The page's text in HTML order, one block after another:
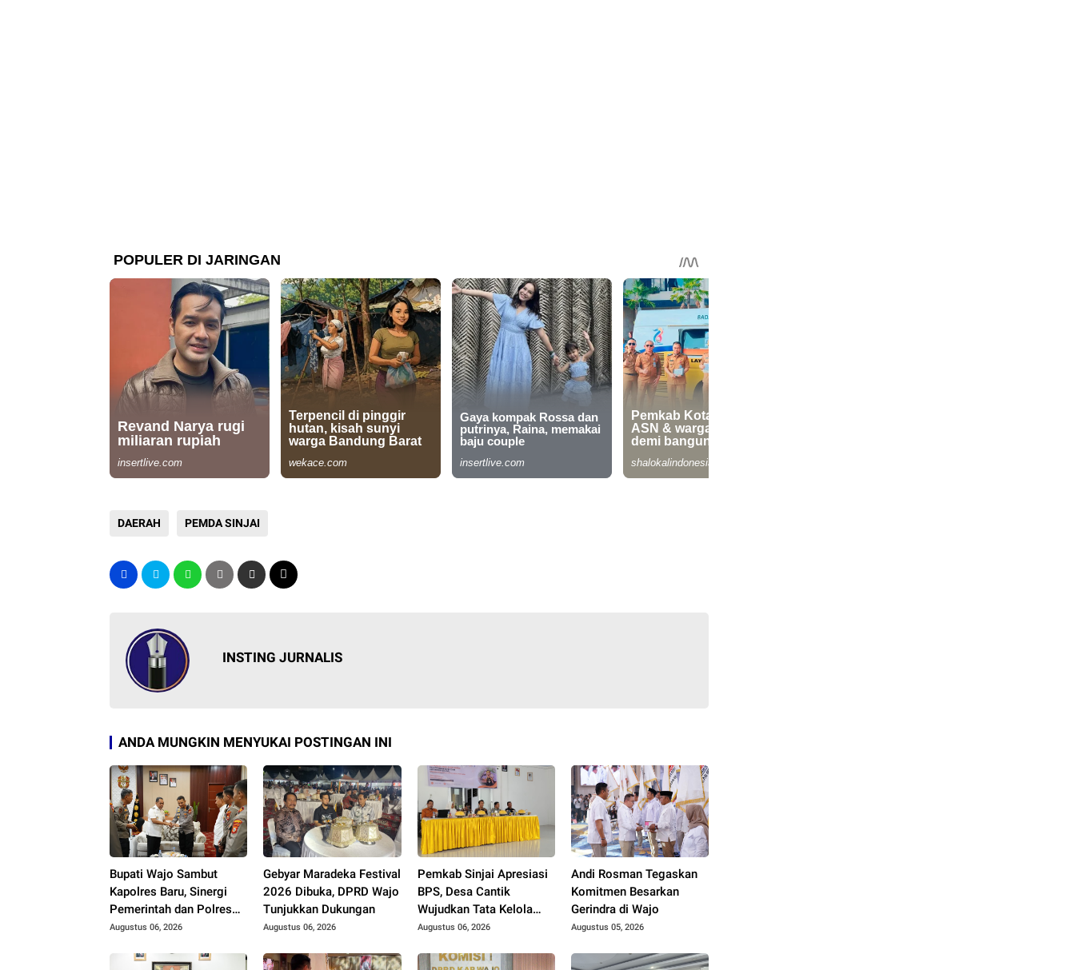
DAERAH PEMDA SINJAI
INSTING JURNALIS
ANDA MUNGKIN MENYUKAI POSTINGAN INI
Bupati Wajo Sambut
Kapolres Baru, Sinergi
Pemerintah dan Polres
Diperkuat
Augustus 06, 2026
Gebyar Maradeka Festival
2026 Dibuka, DPRD Wajo
Tunjukkan Dukungan
Augustus 06, 2026
Pemkab Sinjai Apresiasi
BPS, Desa Cantik
Wujudkan Tata Kelola
Data Terpadu
Augustus 06, 2026
Andi Rosman Tegaskan
Komitmen Besarkan
Gerindra di Wajo
Augustus 05, 2026